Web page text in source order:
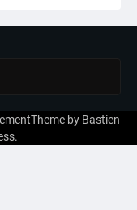
by Bastien
.